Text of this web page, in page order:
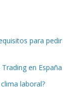
para pedir
en España
laboral?